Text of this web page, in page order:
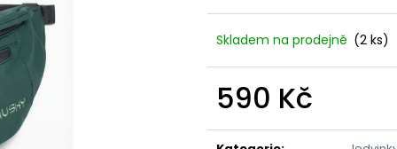
Skladem na prodejně (2 ks)
590 Kč
cena: